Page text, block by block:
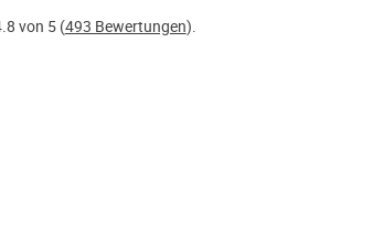
von 5 (493 Bewertungen).